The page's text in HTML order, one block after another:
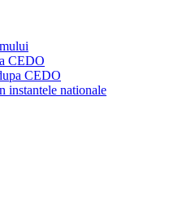
CEDO
CEDO
instantele nationale